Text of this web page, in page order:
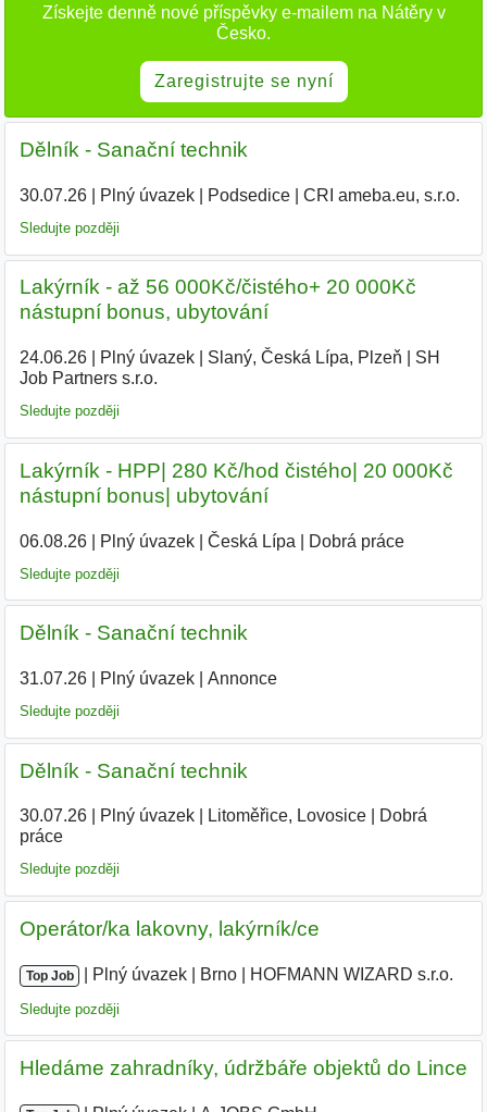
Získejte denně nové příspěvky e-mailem na Nátěry v
Česko.
Zaregistrujte se nyní
Dělník - Sanační technik
30.07.26| Plný úvazek| Podsedice| CRI ameba.eu, s.r.o.
Sledujte později
Lakýrník - až 56 000Kč/čistého+ 20 000Kč
nástupní bonus, ubytování
24.06.26| Plný úvazek| Slaný, Česká Lípa, Plzeň
SH
Job Partners s.r.o.
Sledujte později
Lakýrník - HPP| 280 Kč/hod čistého| 20 000Kč
nástupní bonus| ubytování
06.08.26| Plný úvazek| Česká Lípa Dobrá práce
Sledujte později
Dělník - Sanační technik
31.07.26| Plný úvazek| Annonce
Sledujte později
Dělník - Sanační technik
30.07.26| Plný úvazek| Litoměřice, Lovosice|
Dobrá
práce
Sledujte později
Operátor/ka lakovny, lakýrník/ce
Top Job Plný úvazek Brno HOFMANN WIZARD s.r.o.
Sledujte později
Hledáme zahradníky, údržbáře objektů do Lince